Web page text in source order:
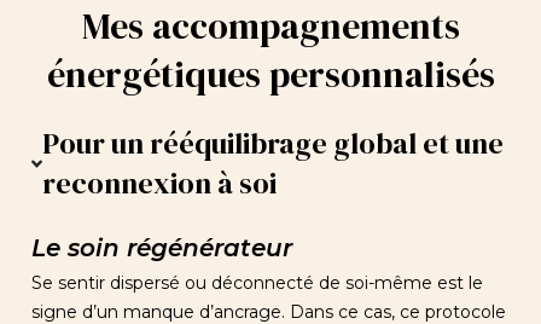
Mes accompagnements
énergétiques personnalisés
Pour un rééquilibrage global et une
reconnexion à soi
Le soin régénérateur
Se sentir dispersé ou déconnecté de soi-même est le
signe d’un manque d’ancrage. Dans ce cas, ce protocole